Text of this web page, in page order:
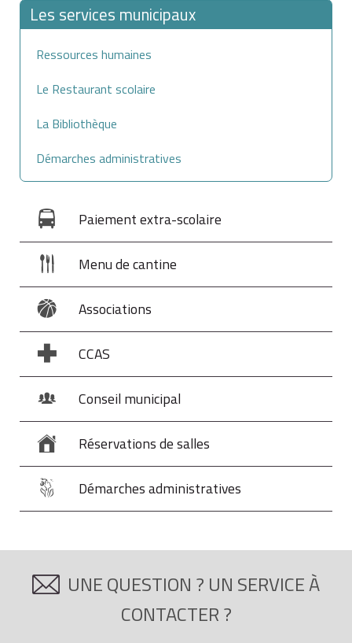
Les services municipaux
Ressources humaines
Le Restaurant scolaire
La Bibliothèque
Démarches administratives
Paiement extra-scolaire
Menu de cantine
Associations
CCAS
Conseil municipal
Réservations de salles
Démarches administratives
UNE QUESTION ? UN SERVICE À
CONTACTER ?